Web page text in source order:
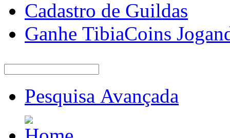
Cadastro de Guildas
Ganhe TibiaCoins
Pesquisa Avançada